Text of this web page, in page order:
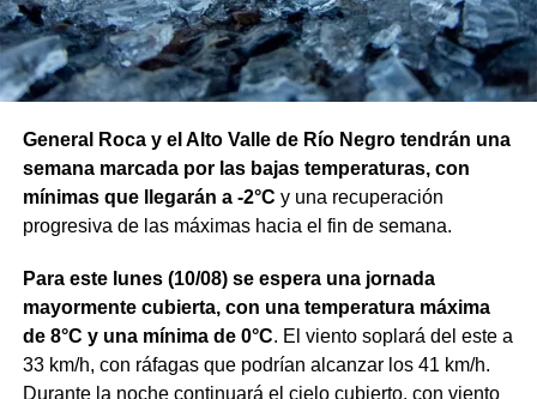
General Roca y el Alto Valle de Río Negro tendrán una
semana marcada por las bajas temperaturas, con
mínimas que llegarán a -2°C y una recuperación
progresiva de las máximas hacia el fin de semana.
Para este lunes (10/08) se espera una jornada
mayormente cubierta, con una temperatura máxima
de 8°C y una mínima de 0°C. El viento soplará del este a
33 km/h, con ráfagas que podrían alcanzar los 41 km/h.
Durante la noche continuará el cielo cubierto, con viento